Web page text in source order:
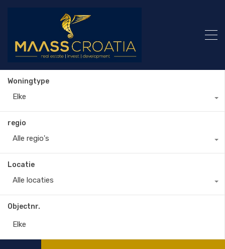
Woningtype
Elke
regio
Alle regio's
Locatie
Alle locaties
Objectnr.